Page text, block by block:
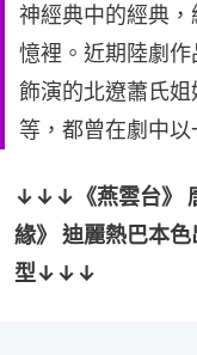
神經典中的經典
憶裡。近期陸劇
飾演的北遼蕭氏
等，都曾在劇中
↓↓↓《燕雲台》
緣》 迪麗熱巴本
型↓↓↓